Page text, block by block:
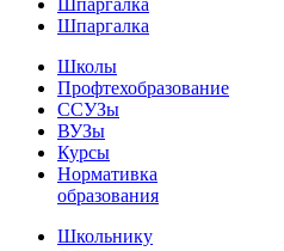
Шпаргалка
Шпаргалка
Школы
Профтехобразование
ССУЗы
ВУЗы
Курсы
Нормативка
образования
Школьнику